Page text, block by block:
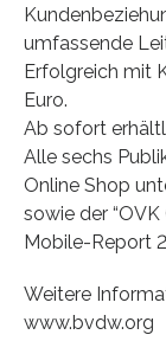
umfassende
Erfolgreich mit
Euro.
Ab sofort
Alle sechs
Online Shop
sowie der
Mobile-Report
Weitere
www.bvdw.org